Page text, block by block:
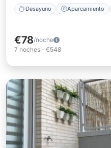
Desayuno Aparcamiento
€78/noche
7 noches - €548